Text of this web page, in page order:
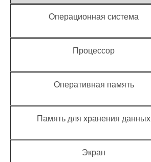
Операционная система
Процессор
Оперативная память
Память для хранения данных
Экран